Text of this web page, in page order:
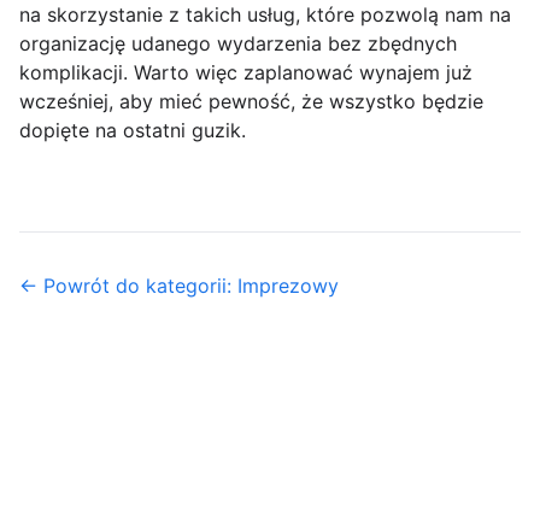
na skorzystanie z takich usług, które pozwolą nam na
organizację udanego wydarzenia bez zbędnych
komplikacji. Warto więc zaplanować wynajem już
wcześniej, aby mieć pewność, że wszystko będzie
dopięte na ostatni guzik.
← Powrót do kategorii: Imprezowy